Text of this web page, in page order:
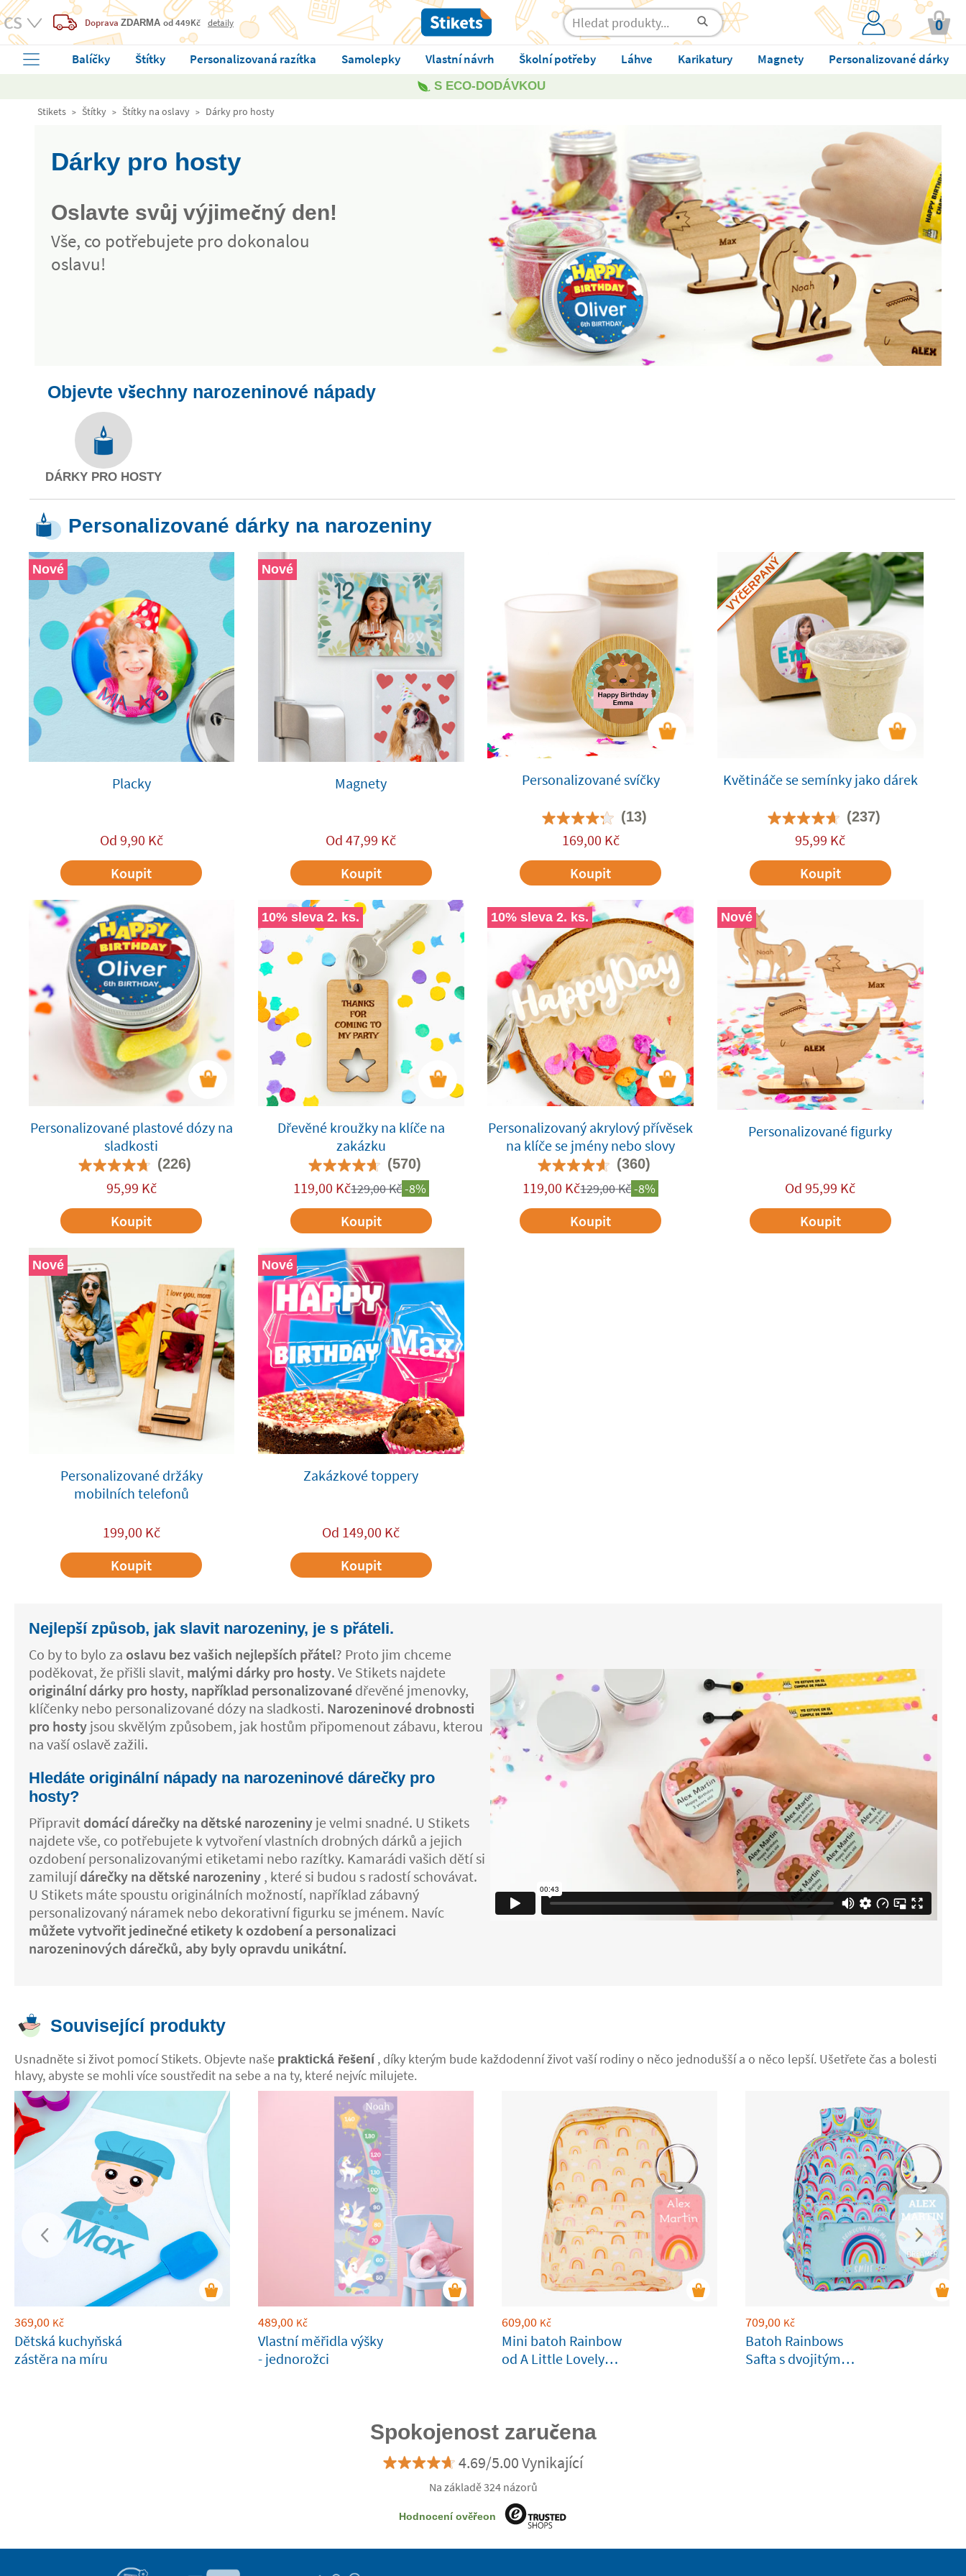
Doprava ZDARMA od 449Kč detaily 0
Balíčky Štítky Personalizovaná razítka Samolepky Vlastní návrh Školní potřeby Láhve Karikatury Magnety Personalizované dárky
S ECO-DODÁVKOU
Stikets Štítky Štítky na oslavy Dárky pro hosty
Dárky pro hosty
Oslavte svůj výjimečný den!
Vše, co potřebujete pro dokonalou
oslavu!
Objevte všechny narozeninové nápady
DÁRKY PRO HOSTY
Personalizované dárky na narozeniny
Nové
Placky
Od 9,90 Kč
Koupit
Nové
Magnety
Od47,99 Kč
Koupit
Personalizované svíčky
(13)
169,00 Kč
Koupit
VYČERPANÝ
Květináče se semínky jako dárek
(237)
95,99 Kč
Koupit
Personalizované plastové dózy na
sladkosti
(226)
95,99 Kč
Koupit
10% sleva 2. ks.
Dřevěné kroužky na klíče na
zakázku
(570)
119,00 Kč129,00Kč-8%
Koupit
10% sleva 2. ks.
Personalizovaný akrylový přívěsek
na klíče se jmény nebo slovy
(360)
119,00 Kč129,00Kč-8%
Koupit
Nové
Personalizované figurky
Od95,99 Kč
Koupit
Nové
Personalizované držáky
mobilních telefonů
199,00 Kč
Koupit
Nové
Zakázkové toppery
Od 149,00 Kč
Koupit
Nejlepší způsob, jak slavit narozeniny, je s přáteli.
Co by to bylo za oslavu bez vašich nejlepších přátel? Proto jim chceme
poděkovat, že přišli slavit, malými dárky pro hosty. Ve Stikets najdete
originální dárky pro hosty, například personalizované dřevěné jmenovky,
klíčenky nebo personalizované dózy na sladkosti. Narozeninové drobnosti
pro hosty jsou skvělým způsobem, jak hostům připomenout zábavu, kterou
na vaší oslavě zažili.
Hledáte originální nápady na narozeninové dárečky pro
hosty?
Připravit domácí dárečky na dětské narozeniny je velmi snadné. U Stikets
najdete vše, co potřebujete k vytvoření vlastních drobných dárků a jejich
ozdobení personalizovanými etiketami nebo razítky. Kamarádi vašich dětí si
zamilují dárečky na dětské narozeniny , které si budou s radostí schovávat.
U Stikets máte spoustu originálních možností, například zábavný
personalizovaný náramek nebo dekorativní figurku se jménem. Navíc
můžete vytvořit jedinečné etikety k ozdobení a personalizaci
narozeninových dárečků, aby byly opravdu unikátní.
Související produkty
Usnadněte si život pomocí Stikets. Objevte naše praktická řešení, díky kterým bude každodenní život vaší rodiny o něco jednodušší a o něco lepší. Ušetřete čas a bolesti
hlavy, abyste se mohli více soustředit na sebe a na ty, které nejvíc milujete.
369,00 Kč
Dětská kuchyňská
zástěra na míru
489,00 Kč
Vlastní měřidla výšky
- jednorožci
609,00 Kč
Mini batoh Rainbow
od A Little Lovely
709,00 Kč
Batoh Rainbows
Safta s dvojitým
Spokojenost zaručena
4.69/5.00 Vynikající
Na základě 324 názorů
Hodnocení ověřeon